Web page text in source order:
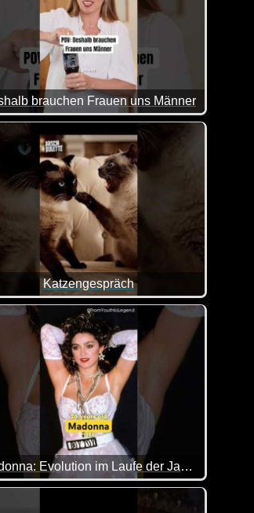
Klasse gemacht, da von allem was dabei
brauchen Frauen uns Männer
hier kommen wir Männer wirklich schlecht
ist alles etwas forscher :-)
Katzengespräch
ist ja wirklich unmöglich, wenn man das
:-)
Madonna: Evolution im Laufe der Jahre
ist doch mal eine interessante Verwandlung